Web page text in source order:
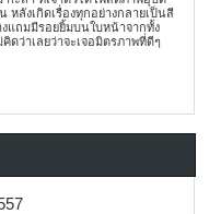
หลังเกิดเรื่องทุกอย่างกลายเป็นสี
แถมมีรอยยิ้มบนใบหน้าจากทั้ง
ดว่าเลยว่าจะเจอมิตรภาพที่ดีๆ